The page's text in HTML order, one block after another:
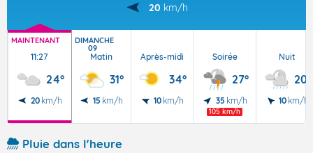
20 km/h
MAINTENANT
11:27
24°
20 km/h
DIMANCHE
09
Matin
31°
15 km/h
Après-midi
34°
10 km/h
Soirée
27°
35 km/h
105 km/h
Nuit
20°
10 km/h
Pluie dans l'heure